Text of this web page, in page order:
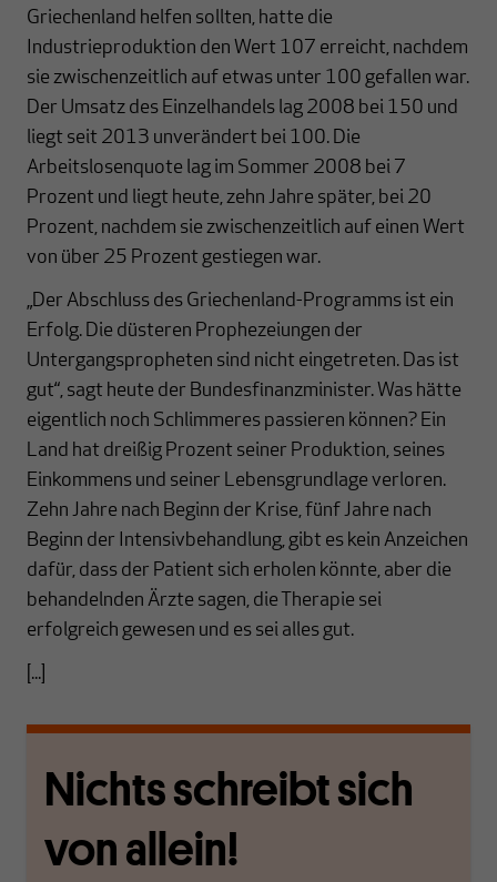
Griechenland helfen sollten, hatte die
Industrieproduktion den Wert 107 erreicht, nachdem
sie zwischenzeitlich auf etwas unter 100 gefallen war.
Der Umsatz des Einzelhandels lag 2008 bei 150 und
liegt seit 2013 unverändert bei 100. Die
Arbeitslosenquote lag im Sommer 2008 bei 7
Prozent und liegt heute, zehn Jahre später, bei 20
Prozent, nachdem sie zwischenzeitlich auf einen Wert
von über 25 Prozent gestiegen war.
„Der Abschluss des Griechenland-Programms ist ein
Erfolg. Die düsteren Prophezeiungen der
Untergangspropheten sind nicht eingetreten. Das ist
gut“, sagt heute der Bundesfinanzminister. Was hätte
eigentlich noch Schlimmeres passieren können? Ein
Land hat dreißig Prozent seiner Produktion, seines
Einkommens und seiner Lebensgrundlage verloren.
Zehn Jahre nach Beginn der Krise, fünf Jahre nach
Beginn der Intensivbehandlung, gibt es kein Anzeichen
dafür, dass der Patient sich erholen könnte, aber die
behandelnden Ärzte sagen, die Therapie sei
erfolgreich gewesen und es sei alles gut.
[...]
Nichts schreibt sich
von allein!